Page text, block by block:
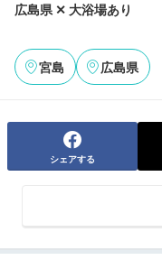
注文後に焼いてもらうフ
ス」のヨーグルトなど、
Check-out
ホテルベーカ
お土産をゲット
広島県 ✕ 大浴場あり
宮島 広島県
シェアする